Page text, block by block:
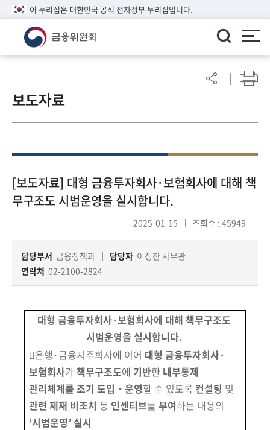
이 누리집은 대한민국 공식 전자정부 누리집입니다.
린
이알
참
여
마
책
마
보도자료
[보도자료] 대형 금융투자회사·보험회사에 대해 책
무구조도 시범운영을 실시합니다.
2025-01-15 조회수 : 45949
담당부서 금융정책과 담당자 이정찬 사무관
연락처 02-2100-2824
대형 금융투자회사·보험회사에 대해 책무구조도
시범운영을 실시합니다.
󰋼은행·금융지주회사에 이어 대형 금융투자회사·
보험회사가 책무구조도에 기반한 내부통제
관리체계를 조기 도입‧운영할 수 있도록 컨설팅 및
관련 제재 비조치 등 인센티브를 부여하는 내용의
‘시범운영’ 실시